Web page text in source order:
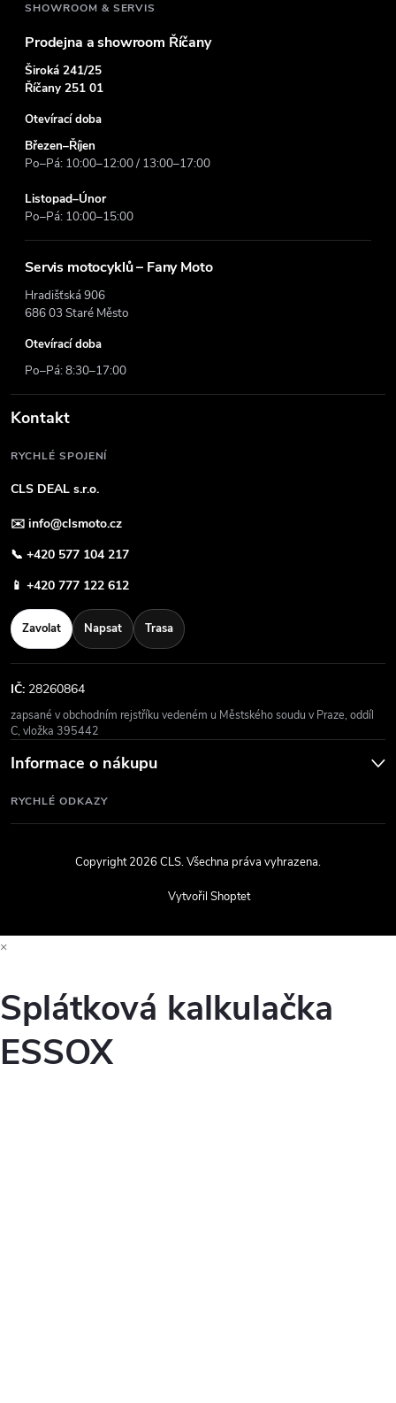
SHOWROOM & SERVIS
Prodejna a showroom Říčany
Široká 241/25
Říčany 251 01
Otevírací doba
Březen–Říjen
Po–Pá: 10:00–12:00 / 13:00–17:00
Listopad–Únor
Po–Pá: 10:00–15:00
Servis motocyklů – Fany Moto
Hradišťská 906
686 03 Staré Město
Otevírací doba
Po–Pá: 8:30–17:00
Kontakt
RYCHLÉ SPOJENÍ
CLS DEAL s.r.o.
✉️ info@clsmoto.cz
📞 +420 577 104 217
📱 +420 777 122 612
Zavolat Napsat Trasa
IČ: 28260864
zapsané v obchodním rejstříku vedeném u Městského soudu v Praze, oddíl
C, vložka 395442
Informace o nákupu
RYCHLÉ ODKAZY
Vytvořil Shoptet
Copyright 2026CLS. Všechna práva vyhrazena.
×
Splátková kalkulačka
ESSOX